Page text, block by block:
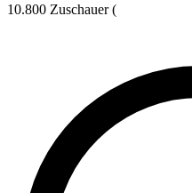
10.800 Zuschauer (